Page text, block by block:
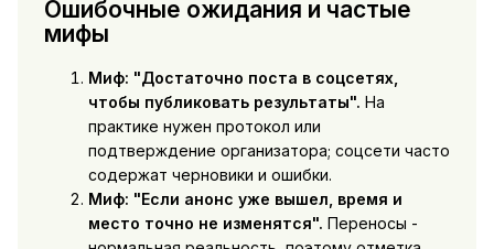
Ошибочные ожидания и частые
мифы
Миф: "Достаточно поста в соцсетях,
чтобы публиковать результаты". На
практике нужен протокол или
подтверждение организатора; соцсети часто
содержат черновики и ошибки.
Миф: "Если анонс уже вышел, время и
место точно не изменятся". Переносы -